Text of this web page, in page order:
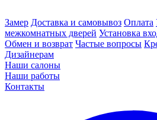
Замер Доставка и самовывоз Оплата
межкомнатных дверей Установка
Обмен и возврат Частые вопросы
Дизайнерам
Наши салоны
Наши работы
Контакты